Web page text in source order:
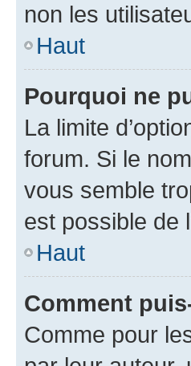
non les
Haut
Pourquoi ne
La limite
forum. Si le
vous semble
est possible de
Haut
Comment
Comme pour